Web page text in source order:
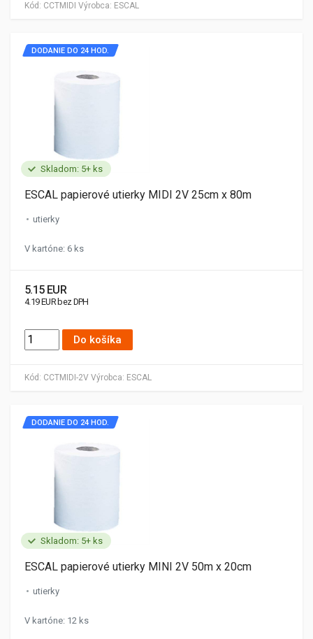
Kód: CCTMIDI Výrobca: ESCAL
Skladom: 5+ ks
Kód: CCTMIDI-2V Výrobca: ESCAL
DODANIE DO 24 HOD.
ESCAL papierové utierky MIDI 2V 25cm x 80m
utierky
V kartóne: 6 ks
5.15 EUR
4.19 EUR bez DPH
Do košíka
Skladom: 5+ ks
DODANIE DO 24 HOD.
ESCAL papierové utierky MINI 2V 50m x 20cm
utierky
V kartóne: 12 ks